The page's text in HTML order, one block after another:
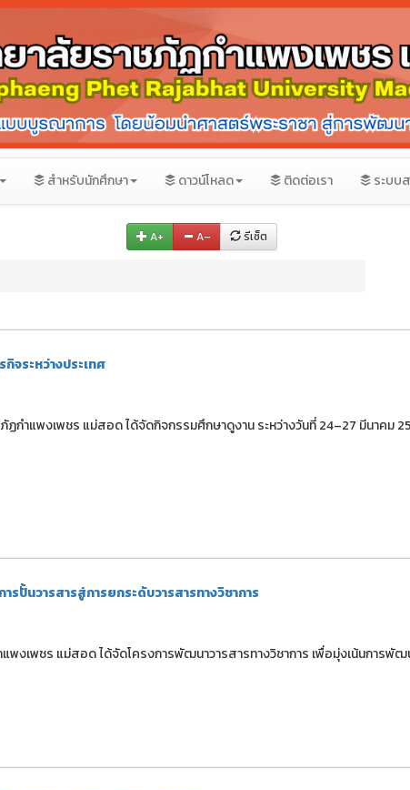
สำหรับนักศึกษา ดาวน์โหลด ติดต่อเรา ระบบ
A+ A– รีเซ็ต
จระหว่างประเทศ
ฏกำแพงเพชร แม่สอด ได้จัดกิจกรรมศึกษาดูงาน ระหว่างวันที่ 24–27 มีนาคม
ปั้นวารสารสู่การยกระดับวารสารทางวิชาการ
พงเพชร แม่สอด ได้จัดโครงการพัฒนาวารสารทางวิชาการ เพื่อมุ่งเน้นการพัฒ